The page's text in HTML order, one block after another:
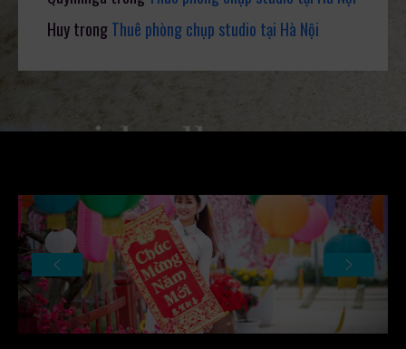
HuytrongThuê phòng chụp studio tại Hà Nội